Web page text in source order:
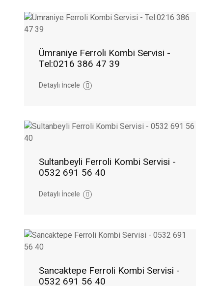
Ümraniye Ferroli Kombi Servisi -
Tel:0216 386 47 39
Detaylı İncele
Sultanbeyli Ferroli Kombi Servisi -
0532 691 56 40
Detaylı İncele
Sancaktepe Ferroli Kombi Servisi -
0532 691 56 40